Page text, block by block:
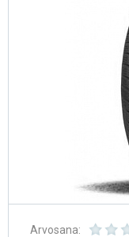
Arvosana: